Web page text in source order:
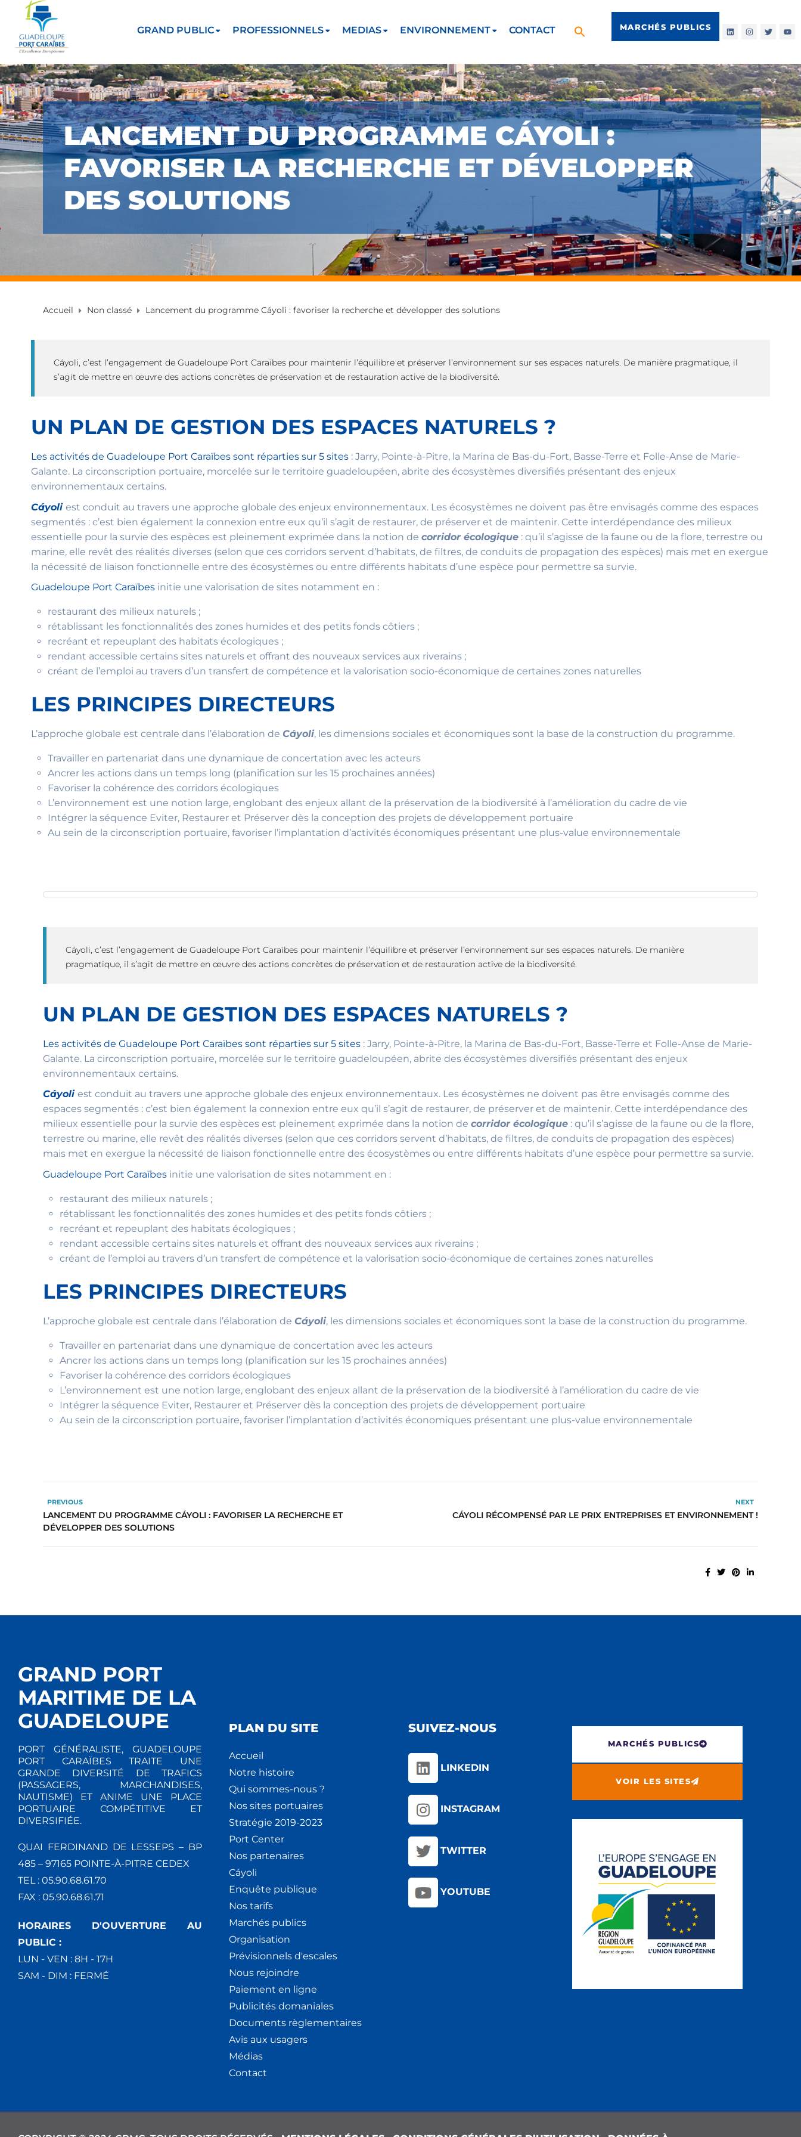
GRAND PUBLIC PROFESSIONNELS MEDIAS ENVIRONNEMENT CONTACT MARCHÉS PUBLICS
LANCEMENT DU PROGRAMME CÁYOLI :
FAVORISER LA RECHERCHE ET DÉVELOPPER
DES SOLUTIONS
Accueil Non classé Lancement du programme Cáyoli : favoriser la recherche et développer des solutions
Cáyoli, c’est l’engagement de Guadeloupe Port Caraïbes pour maintenir l’équilibre et préserver l’environnement sur ses espaces naturels. De manière pragmatique, il
s’agit de mettre en œuvre des actions concrètes de préservation et de restauration active de la biodiversité.
UN PLAN DE GESTION DES ESPACES NATURELS ?
Les activités de Guadeloupe Port Caraïbes sont réparties sur 5 sites : Jarry, Pointe-à-Pitre, la Marina de Bas-du-Fort, Basse-Terre et Folle-Anse de Marie-
Galante. La circonscription portuaire, morcelée sur le territoire guadeloupéen, abrite des écosystèmes diversifiés présentant des enjeux
environnementaux certains.
Cáyoli est conduit au travers une approche globale des enjeux environnementaux. Les écosystèmes ne doivent pas être envisagés comme des espaces
segmentés : c’est bien également la connexion entre eux qu’il s’agit de restaurer, de préserver et de maintenir. Cette interdépendance des milieux
essentielle pour la survie des espèces est pleinement exprimée dans la notion de corridor écologique : qu’il s’agisse de la faune ou de la flore, terrestre ou
marine, elle revêt des réalités diverses (selon que ces corridors servent d’habitats, de filtres, de conduits de propagation des espèces) mais met en exergue
la nécessité de liaison fonctionnelle entre des écosystèmes ou entre différents habitats d’une espèce pour permettre sa survie.
Guadeloupe Port Caraïbes initie une valorisation de sites notamment en :
restaurant des milieux naturels ;
rétablissant les fonctionnalités des zones humides et des petits fonds côtiers ;
recréant et repeuplant des habitats écologiques ;
rendant accessible certains sites naturels et offrant des nouveaux services aux riverains ;
créant de l’emploi au travers d’un transfert de compétence et la valorisation socio-économique de certaines zones naturelles
LES PRINCIPES DIRECTEURS
L’approche globale est centrale dans l’élaboration de Cáyoli, les dimensions sociales et économiques sont la base de la construction du programme.
Travailler en partenariat dans une dynamique de concertation avec les acteurs
Ancrer les actions dans un temps long (planification sur les 15 prochaines années)
Favoriser la cohérence des corridors écologiques
L’environnement est une notion large, englobant des enjeux allant de la préservation de la biodiversité à l’amélioration du cadre de vie
Intégrer la séquence Eviter, Restaurer et Préserver dès la conception des projets de développement portuaire
Au sein de la circonscription portuaire, favoriser l’implantation d’activités économiques présentant une plus-value environnementale
Cáyoli, c’est l’engagement de Guadeloupe Port Caraïbes pour maintenir l’équilibre et préserver l’environnement sur ses espaces naturels. De manière
pragmatique, il s’agit de mettre en œuvre des actions concrètes de préservation et de restauration active de la biodiversité.
UN PLAN DE GESTION DES ESPACES NATURELS ?
Les activités de Guadeloupe Port Caraïbes sont réparties sur 5 sites : Jarry, Pointe-à-Pitre, la Marina de Bas-du-Fort, Basse-Terre et Folle-Anse de Marie-
Galante. La circonscription portuaire, morcelée sur le territoire guadeloupéen, abrite des écosystèmes diversifiés présentant des enjeux
environnementaux certains.
Cáyoli est conduit au travers une approche globale des enjeux environnementaux. Les écosystèmes ne doivent pas être envisagés comme des
espaces segmentés : c’est bien également la connexion entre eux qu’il s’agit de restaurer, de préserver et de maintenir. Cette interdépendance des
milieux essentielle pour la survie des espèces est pleinement exprimée dans la notion de corridor écologique : qu’il s’agisse de la faune ou de la flore,
terrestre ou marine, elle revêt des réalités diverses (selon que ces corridors servent d’habitats, de filtres, de conduits de propagation des espèces)
mais met en exergue la nécessité de liaison fonctionnelle entre des écosystèmes ou entre différents habitats d’une espèce pour permettre sa survie.
Guadeloupe Port Caraïbes initie une valorisation de sites notamment en :
restaurant des milieux naturels ;
rétablissant les fonctionnalités des zones humides et des petits fonds côtiers ;
recréant et repeuplant des habitats écologiques ;
rendant accessible certains sites naturels et offrant des nouveaux services aux riverains ;
créant de l’emploi au travers d’un transfert de compétence et la valorisation socio-économique de certaines zones naturelles
LES PRINCIPES DIRECTEURS
L’approche globale est centrale dans l’élaboration de Cáyoli, les dimensions sociales et économiques sont la base de la construction du programme.
Travailler en partenariat dans une dynamique de concertation avec les acteurs
Ancrer les actions dans un temps long (planification sur les 15 prochaines années)
Favoriser la cohérence des corridors écologiques
L’environnement est une notion large, englobant des enjeux allant de la préservation de la biodiversité à l’amélioration du cadre de vie
Intégrer la séquence Eviter, Restaurer et Préserver dès la conception des projets de développement portuaire
Au sein de la circonscription portuaire, favoriser l’implantation d’activités économiques présentant une plus-value environnementale
PREVIOUS
LANCEMENT DU PROGRAMME CÁYOLI : FAVORISER LA RECHERCHE ET
DÉVELOPPER DES SOLUTIONS
NEXT
CÁYOLI RÉCOMPENSÉ PAR LE PRIX ENTREPRISES ET ENVIRONNEMENT !
GRAND PORT
MARITIME DE LA
GUADELOUPE
PORT GÉNÉRALISTE, GUADELOUPE
PORT CARAÏBES TRAITE UNE
GRANDE DIVERSITÉ DE TRAFICS
(PASSAGERS, MARCHANDISES,
NAUTISME) ET ANIME UNE PLACE
PORTUAIRE COMPÉTITIVE ET
DIVERSIFIÉE.
QUAI FERDINAND DE LESSEPS – BP
485 – 97165 POINTE-À-PITRE CEDEX
TEL : 05.90.68.61.70
FAX : 05.90.68.61.71
HORAIRES D'OUVERTURE AU
PUBLIC :
LUN - VEN : 8H - 17H
SAM - DIM : FERMÉ
PLAN DU SITE
Accueil
Notre histoire
Qui sommes-nous ?
Nos sites portuaires
Stratégie 2019-2023
Port Center
Nos partenaires
Cáyoli
Enquête publique
Nos tarifs
Marchés publics
Organisation
Prévisionnels d'escales
Nous rejoindre
Paiement en ligne
Publicités domaniales
Documents règlementaires
Avis aux usagers
Médias
Contact
SUIVEZ-NOUS
LINKEDIN
INSTAGRAM
TWITTER
YOUTUBE
MARCHÉS PUBLICS
VOIR LES SITES